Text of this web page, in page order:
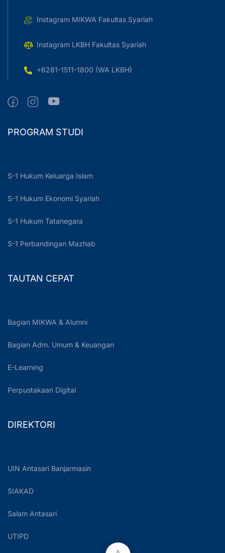
Instagram MIKWA Fakultas Syariah
Instagram LKBH Fakultas Syariah
+6281-1511-1800 (WA LKBH)
PROGRAM STUDI
S-1 Hukum Keluarga Islam
S-1 Hukum Ekonomi Syariah
S-1 Hukum Tatanegara
S-1 Perbandingan Mazhab
TAUTAN CEPAT
Bagian MIKWA & Alumni
Bagian Adm. Umum & Keuangan
E-Learning
Perpustakaan Digital
DIREKTORI
UIN Antasari Banjarmasin
SIAKAD
Salam Antasari
UTIPD